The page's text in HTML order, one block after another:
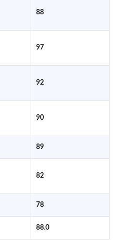
88
97
92
90
89
82
78
88.0